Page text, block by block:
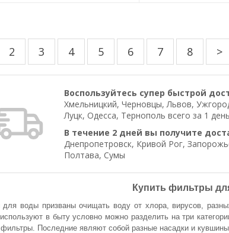
2 3 4 5 6 7 8 >
Воспользуйтесь супер быстрой
Хмельницкий, Черновцы, Львов,
Луцк, Одесса, Тернополь всего за 1
В течение 2 дней вы получите
Днепропетровск, Кривой Рог,
Полтава, Сумы
Купить фильтры
для воды призваны очищать воду от хлора, вирусов,
в быту условно можно разделить на три
Последние являют собой разные насадки и кувшины.